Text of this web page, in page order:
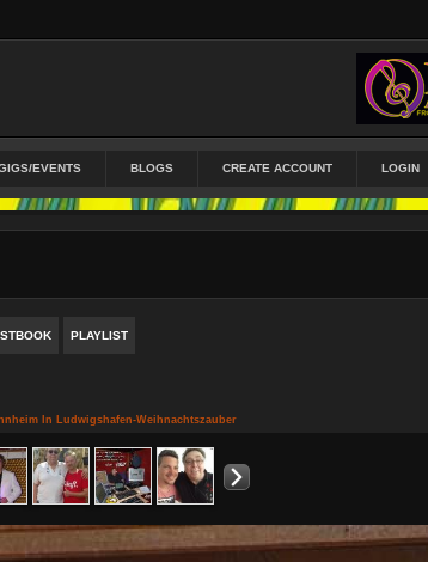
EVENTS BLOGS CREATE ACCOUNT LOGIN
PLAYLIST
In Ludwigshafen-Weihnachtszauber